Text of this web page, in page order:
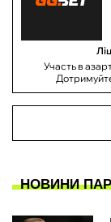
Участь в